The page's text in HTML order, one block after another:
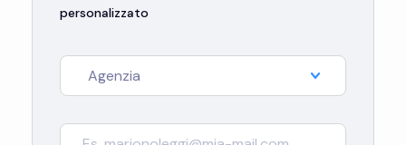
personalizzato